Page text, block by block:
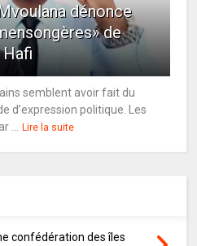
dénonce
de
Hafi
semblent avoir fait du
d’expression politique. Les
...
Lire la suite
confédération des îles